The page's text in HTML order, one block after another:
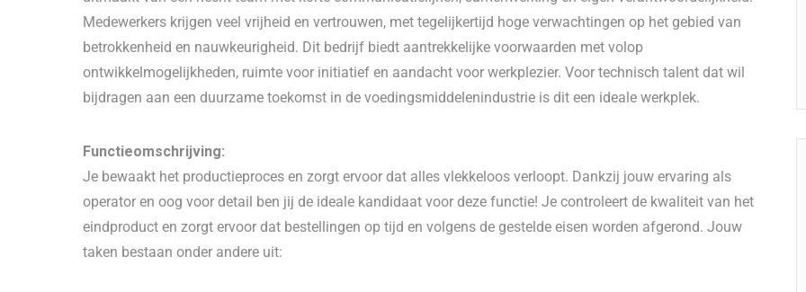
Medewerkers krijgen veel vrijheid en vertrouwen, met tegelijkertijd hoge verwachtingen op het gebied van
betrokkenheid en nauwkeurigheid. Dit bedrijf biedt aantrekkelijke voorwaarden met volop
ontwikkelmogelijkheden, ruimte voor initiatief en aandacht voor werkplezier. Voor technisch talent dat wil
bijdragen aan een duurzame toekomst in de voedingsmiddelenindustrie is dit een ideale werkplek.
Functieomschrijving:
Je bewaakt het productieproces en zorgt ervoor dat alles vlekkeloos verloopt. Dankzij jouw ervaring als
operator en oog voor detail ben jij de ideale kandidaat voor deze functie! Je controleert de kwaliteit van het
eindproduct en zorgt ervoor dat bestellingen op tijd en volgens de gestelde eisen worden afgerond. Jouw
taken bestaan onder andere uit: